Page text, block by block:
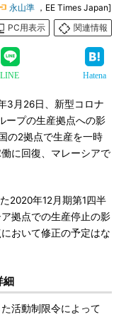
永山準 ，EE Times Japan]
PC用表示
関連情報
LINE Hatena
3月26日、新型コロナ
ープの生産拠点への影
の2拠点で生産を一時
に回復、マレーシアで
2020年12月期第1四半
拠点での生産停止の影
おいて修正の予定はな
細
活動制限令によって